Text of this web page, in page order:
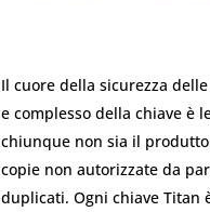
Il cuore della sicurezza
e complesso della chiave è
chiunque non sia il
copie non autorizzate da
duplicati. Ogni chiave Titan